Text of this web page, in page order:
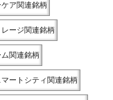
ケア関連銘柄
レージ関連銘柄
関連銘柄
マートシティ関連銘柄